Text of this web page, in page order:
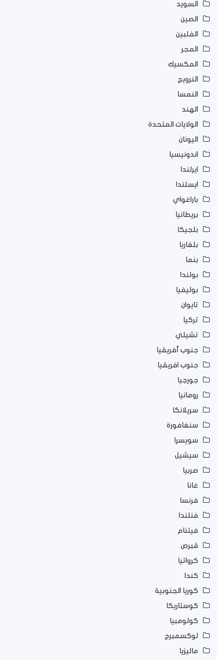
السويد
الصين
الفلبين
المجر
المكسيك
النرويج
النمسا
الهند
الولايات المتحدة
اليونان
اندونيسيا
ايرلندا
ايسلندا
باراغواي
بريطانيا
بلجيكا
بلغاريا
بنما
بولندا
بوليفيا
تايوان
تركيا
تشيلي
جنوب أفريقيا
جنوب افريقيا
جورجيا
رومانيا
سريلانكا
سنغافورة
سويسرا
سيشيل
صربيا
غانا
فرنسا
فنلندا
فيتنام
قبرص
كرواتيا
كندا
كوريا الجنوبية
كوستاريكا
كولومبيا
لوكسمبرج
ماليزيا